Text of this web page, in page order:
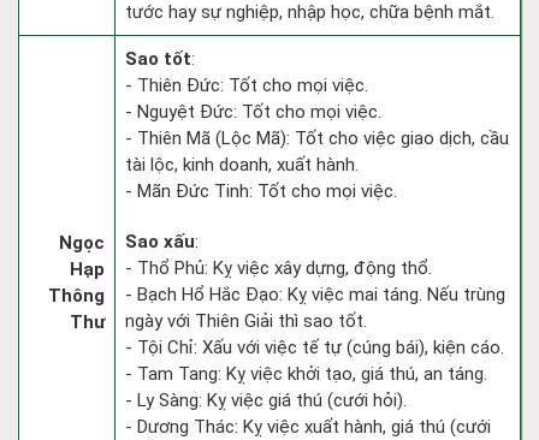
tước hay sự nghiệp, nhập học, chữa bệnh mắt.
Ngọc
Hạp
Thông
Thư
Sao tốt:
- Thiên Đức: Tốt cho mọi việc.
- Nguyệt Đức: Tốt cho mọi việc.
- Thiên Mã (Lộc Mã): Tốt cho việc giao dịch, cầu
tài lộc, kinh doanh, xuất hành.
- Mãn Đức Tinh: Tốt cho mọi việc.
Sao xấu:
- Thổ Phủ: Kỵ việc xây dựng, động thổ.
- Bạch Hổ Hắc Đạo: Kỵ việc mai táng. Nếu trùng
ngày với Thiên Giải thì sao tốt.
- Tội Chỉ: Xấu với việc tế tự (cúng bái), kiện cáo.
- Tam Tang: Kỵ việc khởi tạo, giá thú, an táng.
- Ly Sàng: Kỵ việc giá thú (cưới hỏi).
- Dương Thác: Kỵ việc xuất hành, giá thú (cưới